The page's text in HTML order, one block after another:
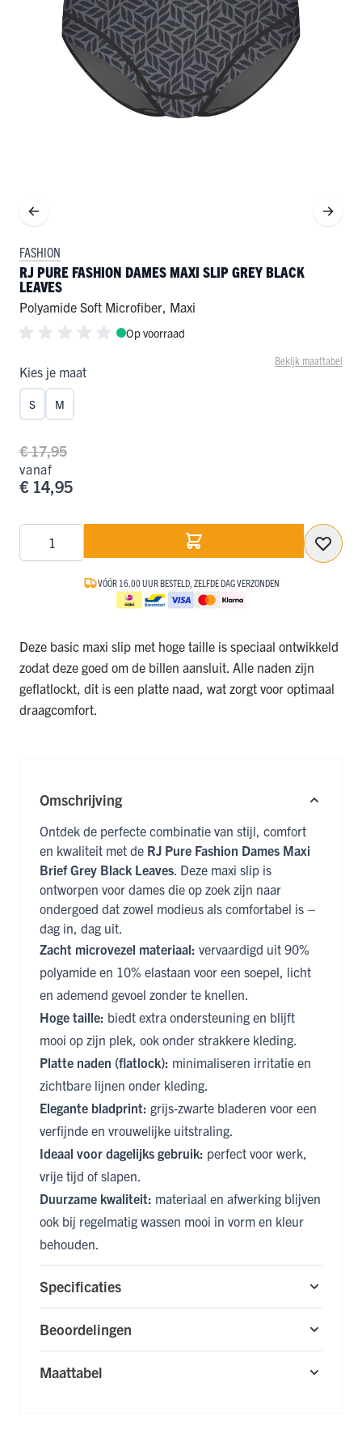
FASHION
RJ PURE FASHION DAMES MAXI SLIP GREY BLACK
LEAVES
Polyamide Soft Microfiber, Maxi
Op voorraad
Bekijk maattabel
Kies je maat
S M
€ 17,95
vanaf
€ 14,95
VÓÓR 16.00 UUR BESTELD, ZELFDE DAG VERZONDEN
Deze basic maxi slip met hoge taille is speciaal ontwikkeld
zodat deze goed om de billen aansluit. Alle naden zijn
geflatlockt, dit is een platte naad, wat zorgt voor optimaal
draagcomfort.
Omschrijving
Ontdek de perfecte combinatie van stijl, comfort
en kwaliteit met de RJ Pure Fashion Dames Maxi
Brief Grey Black Leaves. Deze maxi slip is
ontworpen voor dames die op zoek zijn naar
ondergoed dat zowel modieus als comfortabel is –
dag in, dag uit.
Zacht microvezel materiaal: vervaardigd uit 90%
polyamide en 10% elastaan voor een soepel, licht
en ademend gevoel zonder te knellen.
Hoge taille: biedt extra ondersteuning en blijft
mooi op zijn plek, ook onder strakkere kleding.
Platte naden (flatlock): minimaliseren irritatie en
zichtbare lijnen onder kleding.
Elegante bladprint: grijs‑zwarte bladeren voor een
verfijnde en vrouwelijke uitstraling.
Ideaal voor dagelijks gebruik: perfect voor werk,
vrije tijd of slapen.
Duurzame kwaliteit: materiaal en afwerking blijven
ook bij regelmatig wassen mooi in vorm en kleur
behouden.
Specificaties
Beoordelingen
Maattabel